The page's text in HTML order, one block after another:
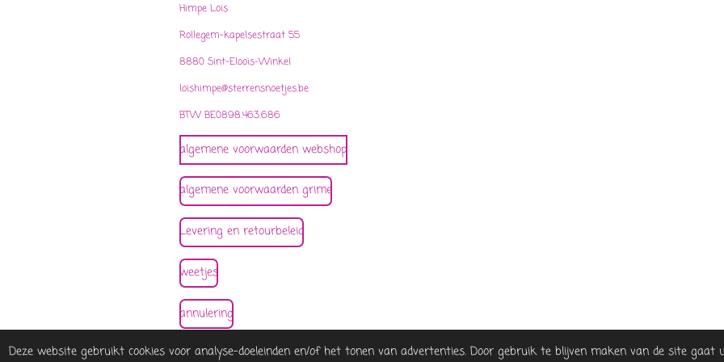
Deze website gebruikt cookies voor analyse-doeleinden en/of het tonen van advertenties. Door gebruik te blijven maken van de site gaat
Himpe Lois
Rollegem-kapelsestraat 55
8880 Sint-Eloois-Winkel
loishimpe@sterrensnoetjes.be
BTW BE0898.463.686
algemene voorwaarden webshop
algemene voorwaarden grime
Levering en retourbeleid
weetjes
annulering